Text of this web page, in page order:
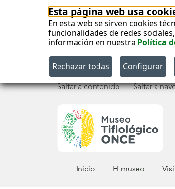
Esta página web usa
En esta web se sirven cookies
funcionalidades de redes
información en nuestra Política
Saltar a contenido Saltar a
Inicio El museo